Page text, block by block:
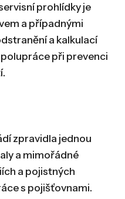
prohlídky je
a případnými
a kalkulací
při prevenci
zpravidla jednou
a mimořádné
a pojistných
s pojišťovnami.